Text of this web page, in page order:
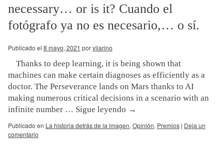
necessary… or is it? Cuando el
fotógrafo ya no es necesario,… o sí.
Publicado el 8 mayo, 2021 porvilarino
Thanks to deep learning, it is being shown that
machines can make certain diagnoses as efficiently as a
doctor. The Perseverance lands on Mars thanks to AI
making numerous critical decisions in a scenario with an
infinite number … Sigue leyendo →
Publicado en La historia detrás de la imagen, Opinión, Premios | Deja un
comentario